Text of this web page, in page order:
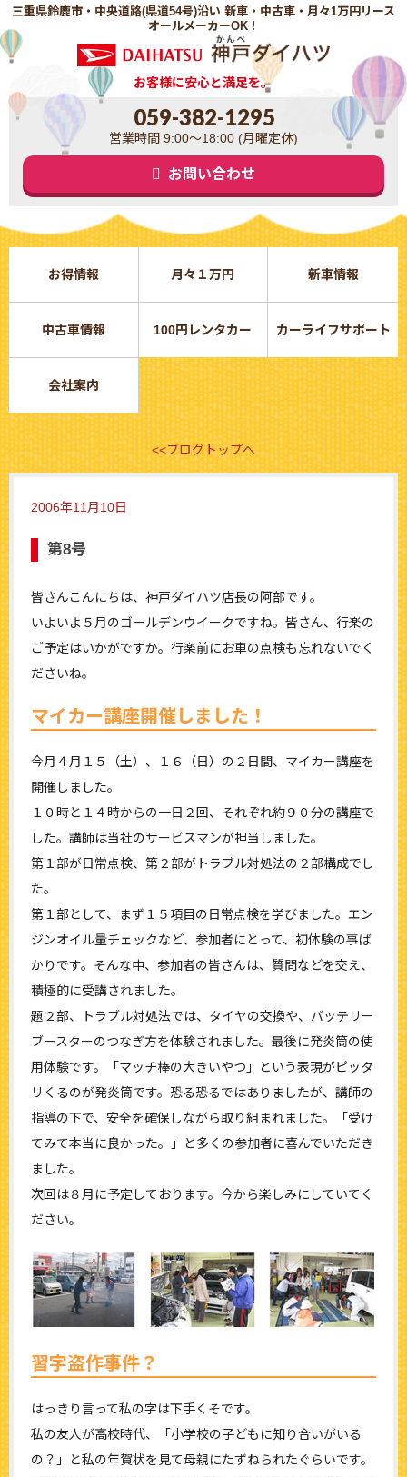
三重県鈴鹿市・中央道路(県道54号)沿い 新車・中古車・月々1万円リース
オールメーカーOK！
お客様に安心と満足を。
059-382-1295
営業時間 9:00～18:00 (月曜定休)
お問い合わせ
お得情報 月々１万円 新車情報
中古車情報 100円レンタカー カーライフサポート
会社案内
<<ブログトップへ
2006年11月10日
第8号
皆さんこんにちは、神戸ダイハツ店長の阿部です。
いよいよ５月のゴールデンウイークですね。皆さん、行楽の
ご予定はいかがですか。行楽前にお車の点検も忘れないでく
ださいね。
マイカー講座開催しました！
今月４月１５（土）、１６（日）の２日間、マイカー講座を
開催しました。
１０時と１４時からの一日２回、それぞれ約９０分の講座で
した。講師は当社のサービスマンが担当しました。
第１部が日常点検、第２部がトラブル対処法の２部構成でし
た。
第１部として、まず１５項目の日常点検を学びました。エン
ジンオイル量チェックなど、参加者にとって、初体験の事ば
かりです。そんな中、参加者の皆さんは、質問などを交え、
積極的に受講されました。
題２部、トラブル対処法では、タイヤの交換や、バッテリー
ブースターのつなぎ方を体験されました。最後に発炎筒の使
用体験です。「マッチ棒の大きいやつ」という表現がピッタ
リくるのが発炎筒です。恐る恐るではありましたが、講師の
指導の下で、安全を確保しながら取り組まれました。「受け
てみて本当に良かった。」と多くの参加者に喜んでいただき
ました。
次回は８月に予定しております。今から楽しみにしていてく
ださい。
習字盗作事件？
はっきり言って私の字は下手くそです。
私の友人が高校時代、「小学校の子どもに知り合いがいる
の？」と私の年賀状を見て母親にたずねられたぐらいです。